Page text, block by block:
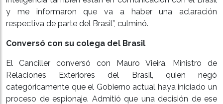
y me informaron que va a haber una aclaración
respectiva de parte del Brasil”, culminó.
Conversó con su colega del Brasil
El Canciller conversó con Mauro Vieira, Ministro de
Relaciones Exteriores del Brasil, quien negó
categóricamente que el Gobierno actual haya iniciado un
proceso de espionaje. Admitió que una decisión de ese